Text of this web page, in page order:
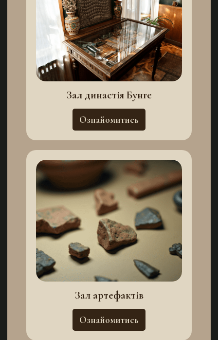
Зал династія Бунге
Ознайомитись
Зал артефактів
Ознайомитись